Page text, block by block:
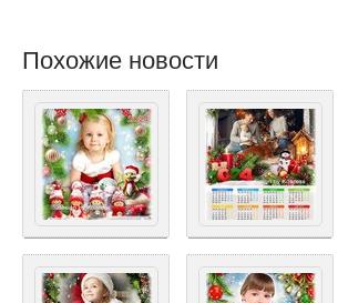
Похожие новости